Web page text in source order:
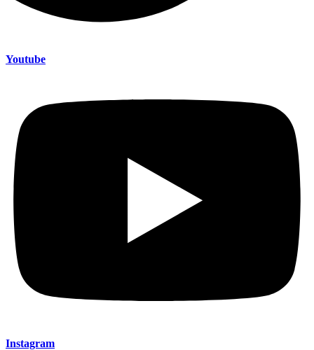
Youtube
Instagram